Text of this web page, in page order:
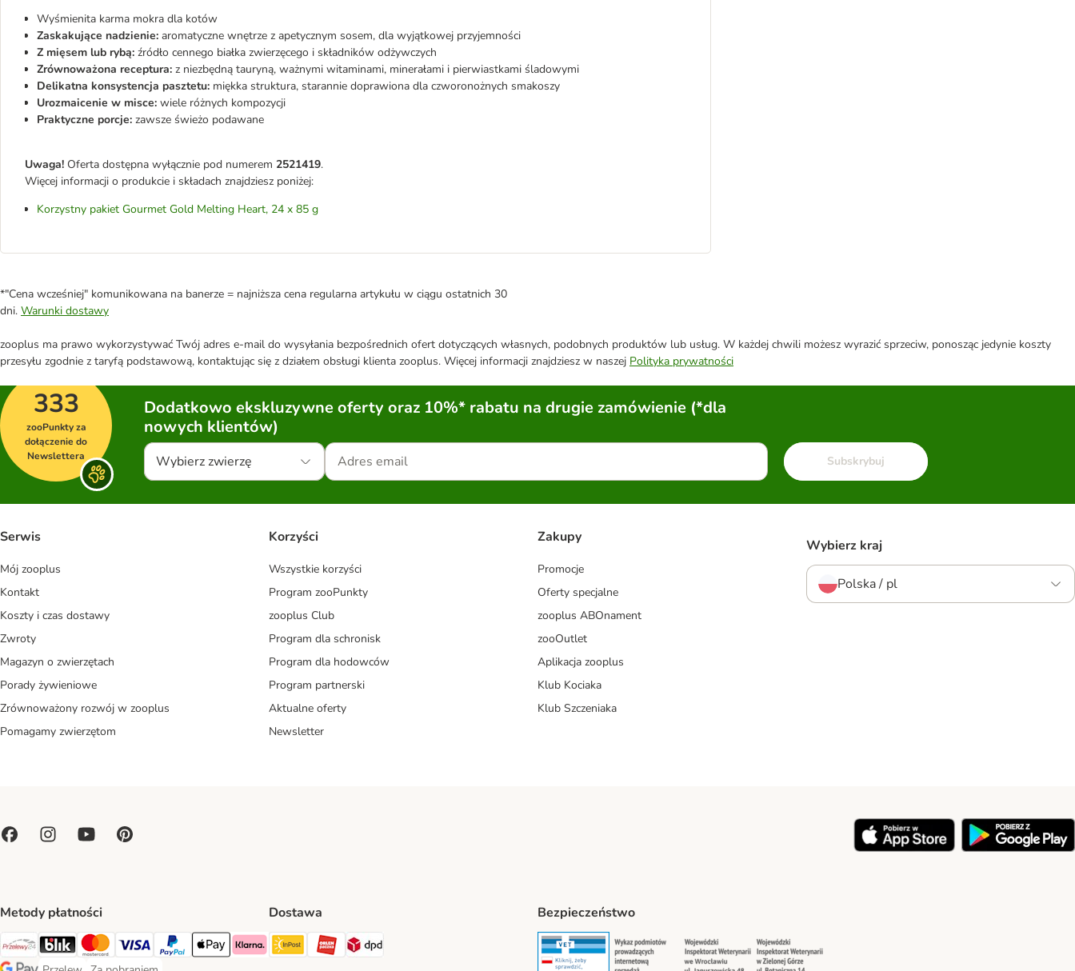
Wyśmienita karma mokra dla kotów
Zaskakujące nadzienie: aromatyczne wnętrze z apetycznym sosem, dla wyjątkowej przyjemności
Z mięsem lub rybą: źródło cennego białka zwierzęcego i składników odżywczych
Zrównoważona receptura: z niezbędną tauryną, ważnymi witaminami, minerałami i pierwiastkami śladowymi
Delikatna konsystencja pasztetu: miękka struktura, starannie doprawiona dla czworonożnych smakoszy
Urozmaicenie w misce: wiele różnych kompozycji
Praktyczne porcje: zawsze świeżo podawane
Uwaga! Oferta dostępna wyłącznie pod numerem 2521419.
Więcej informacji o produkcie i składach znajdziesz poniżej:
Korzystny pakiet Gourmet Gold Melting Heart, 24 x 85 g
*"Cena wcześniej" komunikowana na banerze = najniższa cena regularna artykułu w ciągu ostatnich 30
dni. Warunki dostawy
zooplus ma prawo wykorzystywać Twój adres e-mail do wysyłania bezpośrednich ofert dotyczących własnych, podobnych produktów lub usług. W każdej chwili możesz wyrazić sprzeciw, ponosząc jedynie koszty
przesyłu zgodnie z taryfą podstawową, kontaktując się z działem obsługi klienta zooplus. Więcej informacji znajdziesz w naszej Polityka prywatności
333
zooPunkty za
dołączenie do
Newslettera
Dodatkowo ekskluzywne oferty oraz 10%* rabatu na drugie zamówienie (*dla
nowych klientów)
Wybierz zwierzę Subskrybuj
Serwis
Mój zooplus
Kontakt
Koszty i czas dostawy
Zwroty
Magazyn o zwierzętach
Porady żywieniowe
Zrównoważony rozwój w zooplus
Pomagamy zwierzętom
Korzyści
Wszystkie korzyści
Program zooPunkty
zooplus Club
Program dla schronisk
Program dla hodowców
Program partnerski
Aktualne oferty
Newsletter
Zakupy
Promocje
Oferty specjalne
zooplus ABOnament
zooOutlet
Aplikacja zooplus
Klub Kociaka
Klub Szczeniaka
Wybierz kraj
Polska / pl
Metody płatności
Przelewy24 Payment Method
Blik Payment Method
MasterCard Payment Method
Visa Payment Method
PayPal Payment Method
Apple Pay Payment Method
Klarna Payment Method
Dostawa
Paczkomat® Shipping Method
ORLEN Paczka Shipping Method
Bezpieczeństwo
Security Security Security